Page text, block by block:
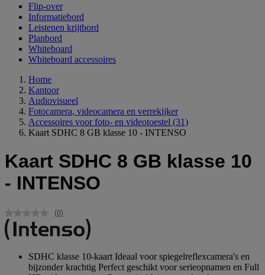
Flip-over
Informatiebord
Leistenen krijtbord
Planbord
Whiteboard
Whiteboard accessoires
Home
Kantoor
Audiovisueel
Fotocamera, videocamera en verrekijker
Accessoires voor foto- en videotoestel (31)
Kaart SDHC 8 GB klasse 10 - INTENSO
Kaart SDHC 8 GB klasse 10
- INTENSO
Geen
scorewaarde.
Dezelfde
(0)
SDHC klasse 10-kaart Ideaal voor spiegelreflexcamera's en
bijzonder krachtig Perfect geschikt voor serieopnamen en Full